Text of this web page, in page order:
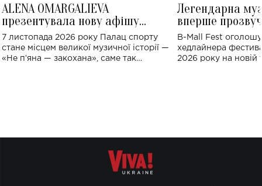
ALENA OMARGALIEVA
презентувала нову афішу
великого концерту в Палаці
спорту
7 листопада 2026 року Палац спорту
стане місцем великої музичної історії —
«Не пʼяна — закохана», саме так
Легендарна
вперше
Україні: де
B-Mall Fest
хедлайнера
2026 року на новій